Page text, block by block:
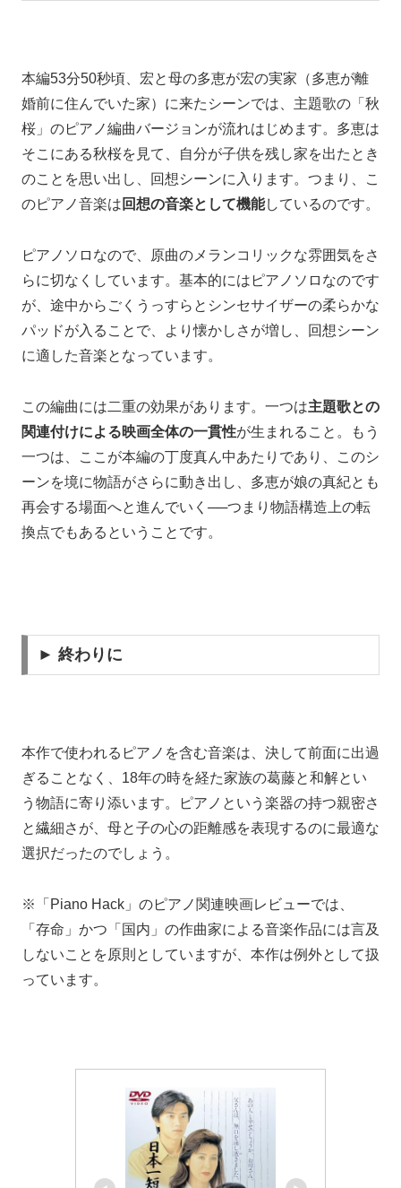
本編53分50秒頃、宏と母の多恵が宏の実家（多恵が離
婚前に住んでいた家）に来たシーンでは、主題歌の「秋
桜」のピアノ編曲バージョンが流れはじめます。多恵は
そこにある秋桜を見て、自分が子供を残し家を出たとき
のことを思い出し、回想シーンに入ります。つまり、こ
のピアノ音楽は 回想の音楽として機能しているのです。
ピアノソロなので、原曲のメランコリックな雰囲気をさ
らに切なくしています。基本的にはピアノソロなのです
が、途中からごくうっすらとシンセサイザーの柔らかな
パッドが入ることで、より懐かしさが増し、回想シーン
に適した音楽となっています。
この編曲には二重の効果があります。一つは主題歌との
関連付けによる映画全体の一貫性が生まれること。もう
一つは、ここが本編の丁度真ん中あたりであり、このシ
ーンを境に物語がさらに動き出し、多恵が娘の真紀とも
再会する場面へと進んでいく──つまり物語構造上の転
換点でもあるということです。
► 終わりに
本作で使われるピアノを含む音楽は、決して前面に出過
ぎることなく、18年の時を経た家族の葛藤と和解とい
う物語に寄り添います。ピアノという楽器の持つ親密さ
と繊細さが、母と子の心の距離感を表現するのに最適な
選択だったのでしょう。
※「Piano Hack」のピアノ関連映画レビューでは、
「存命」かつ「国内」の作曲家による音楽作品には言及
しないことを原則としていますが、本作は例外として扱
っています。